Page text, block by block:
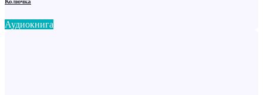
Аудиокнига